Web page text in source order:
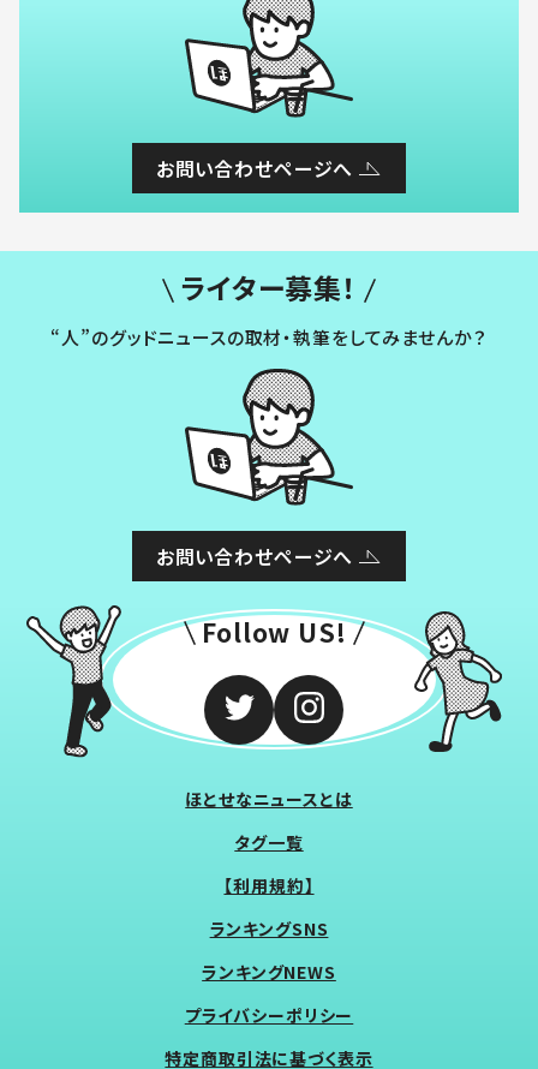
お問い合わせページへ
ライター募集！
“人”のグッドニュースの取材・執筆をしてみませんか？
お問い合わせページへ
Follow US!
ほとせなニュースとは
タグ一覧
【利用規約】
ランキングSNS
ランキングNEWS
プライバシーポリシー
特定商取引法に基づく表示